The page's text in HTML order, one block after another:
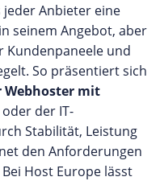
jeder Anbieter eine
seinem Angebot, aber
Kundenpaneele und
So präsentiert sich
mit
der IT-
Stabilität, Leistung
den Anforderungen
Host Europe lässt